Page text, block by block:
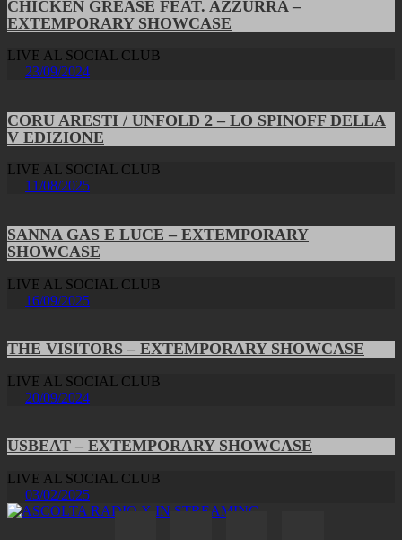
CHICKEN GREASE FEAT. AZZURRA –
EXTEMPORARY SHOWCASE
LIVE AL SOCIAL CLUB
23/09/2024
CORU ARESTI / UNFOLD 2 – LO SPINOFF DELLA
V EDIZIONE
LIVE AL SOCIAL CLUB
11/08/2025
SANNA GAS E LUCE – EXTEMPORARY
SHOWCASE
LIVE AL SOCIAL CLUB
16/09/2025
THE VISITORS – EXTEMPORARY SHOWCASE
LIVE AL SOCIAL CLUB
20/09/2024
USBEAT – EXTEMPORARY SHOWCASE
LIVE AL SOCIAL CLUB
03/02/2025